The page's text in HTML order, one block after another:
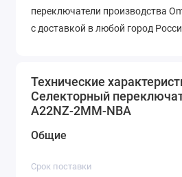
переключатели производства
с доставкой в любой город
Технические
Селекторный
A22NZ-2MM-NBA
Общие
Срок поставки